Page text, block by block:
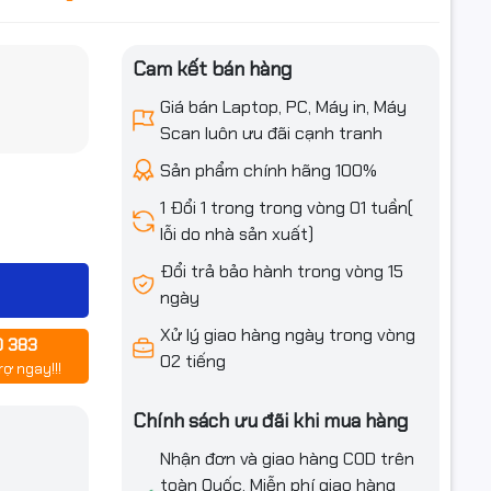
383
ngay!!!
Cam kết bán hàng
Giá bán Laptop, PC, Máy in, Máy
Scan luôn ưu đãi cạnh tranh
Sản phẩm chính hãng 100%
1 Đổi 1 trong trong vòng 01 tuần(
lỗi do nhà sản xuất)
Đổi trả bảo hành trong vòng 15
ngày
Xử lý giao hàng ngày trong vòng
02 tiếng
Chính sách ưu đãi khi mua hàng
Nhận đơn và giao hàng COD trên
toàn Quốc. Miễn phí giao hàng
/ tương
mang
ưu đãi